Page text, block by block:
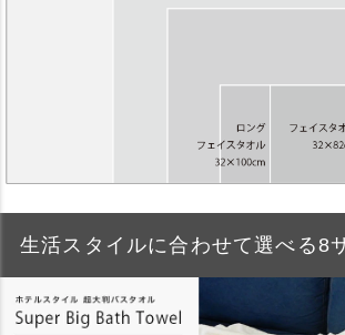
生活スタイルに合わせて選べる8